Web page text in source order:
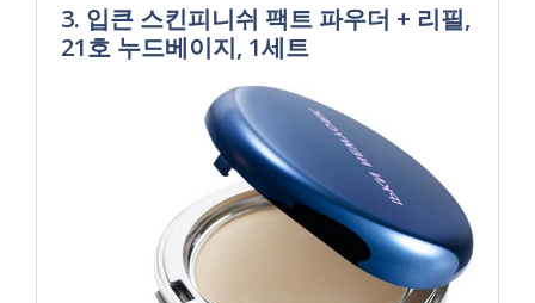
3. 입큰 스킨피니쉬 팩트 파우더 + 리필,
21호 누드베이지, 1세트